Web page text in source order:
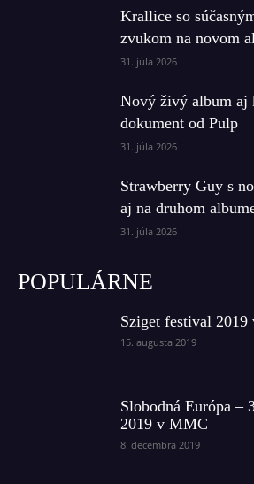
Krallice so
zvukom na novom
31. júla 2026
Nový živý album aj
dokument od Pulp
31. júla 2026
Strawberry Guy s
aj na druhom
31. júla 2026
POPULÁRNE
Sziget festival 2019
15. augusta 2019
Slobodná Európa –
2019 v MMC
8. decembra 2019